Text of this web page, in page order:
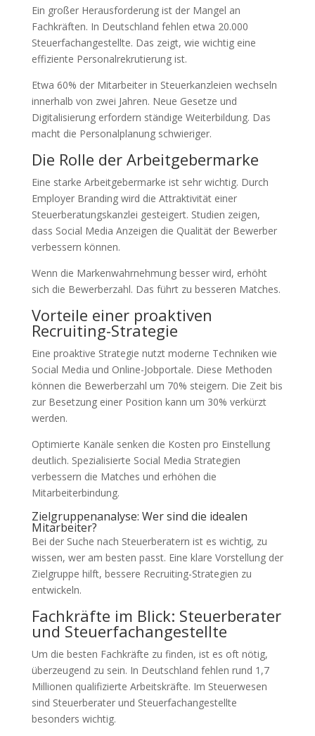
Ein großer Herausforderung ist der Mangel an
Fachkräften. In Deutschland fehlen etwa 20.000
Steuerfachangestellte. Das zeigt, wie wichtig eine
effiziente Personalrekrutierung ist.
Etwa 60% der Mitarbeiter in Steuerkanzleien wechseln
innerhalb von zwei Jahren. Neue Gesetze und
Digitalisierung erfordern ständige Weiterbildung. Das
macht die Personalplanung schwieriger.
Die Rolle der Arbeitgebermarke
Eine starke Arbeitgebermarke ist sehr wichtig. Durch
Employer Branding wird die Attraktivität einer
Steuerberatungskanzlei gesteigert. Studien zeigen,
dass Social Media Anzeigen die Qualität der Bewerber
verbessern können.
Wenn die Markenwahrnehmung besser wird, erhöht
sich die Bewerberzahl. Das führt zu besseren Matches.
Vorteile einer proaktiven
Recruiting-Strategie
Eine proaktive Strategie nutzt moderne Techniken wie
Social Media und Online-Jobportale. Diese Methoden
können die Bewerberzahl um 70% steigern. Die Zeit bis
zur Besetzung einer Position kann um 30% verkürzt
werden.
Optimierte Kanäle senken die Kosten pro Einstellung
deutlich. Spezialisierte Social Media Strategien
verbessern die Matches und erhöhen die
Mitarbeiterbindung.
Zielgruppenanalyse: Wer sind die idealen
Mitarbeiter?
Bei der Suche nach Steuerberatern ist es wichtig, zu
wissen, wer am besten passt. Eine klare Vorstellung der
Zielgruppe hilft, bessere Recruiting-Strategien zu
entwickeln.
Fachkräfte im Blick: Steuerberater
und Steuerfachangestellte
Um die besten Fachkräfte zu finden, ist es oft nötig,
überzeugend zu sein. In Deutschland fehlen rund 1,7
Millionen qualifizierte Arbeitskräfte. Im Steuerwesen
sind Steuerberater und Steuerfachangestellte
besonders wichtig.